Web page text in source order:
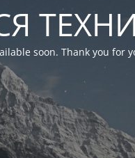
soon. Thank you for